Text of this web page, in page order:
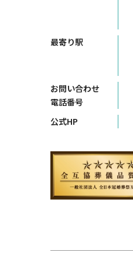
最寄り駅
お問い合わせ
電話番号
公式HP